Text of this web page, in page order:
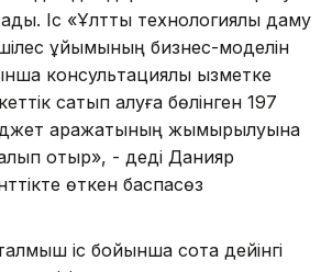
Іс «Ұлттық технологиялық даму
ұйымының бизнес-моделін
консультациялық қызметке
сатып алуға бөлінген 197
қаражатының жымқырылуына
отыр», - деді Данияр
өткен баспасөз
іс бойынша сотқа дейінгі